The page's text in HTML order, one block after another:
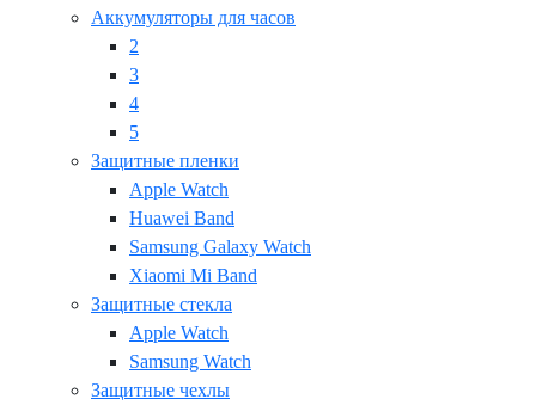
Аккумуляторы для часов
2
3
4
5
Защитные пленки
Apple Watch
Huawei Band
Samsung Galaxy Watch
Xiaomi Mi Band
Защитные стекла
Apple Watch
Samsung Watch
Защитные чехлы